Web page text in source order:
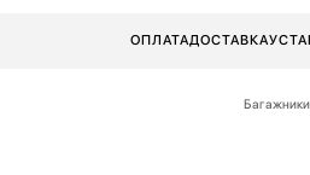
ОПЛАТАДОСТАВКА
Багажники